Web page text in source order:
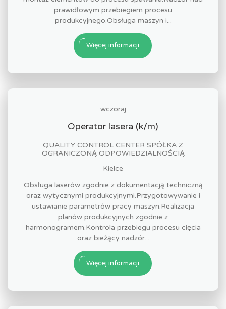
prawidłowym przebiegiem procesu
produkcyjnego.Obsługa maszyn i...
Więcej informacji
wczoraj
Operator lasera (k/m)
QUALITY CONTROL CENTER SPÓŁKA Z
OGRANICZONĄ ODPOWIEDZIALNOŚCIĄ
Kielce
Obsługa laserów zgodnie z dokumentacją techniczną
oraz wytycznymi produkcyjnymi.Przygotowywanie i
ustawianie parametrów pracy maszyn.Realizacja
planów produkcyjnych zgodnie z
harmonogramem.Kontrola przebiegu procesu cięcia
oraz bieżący nadzór...
Więcej informacji